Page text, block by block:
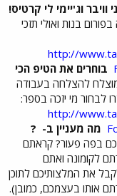
וג'יימי לי קרטיס!
בנות ואולי תזכי
http://
בוחרים את הטיפ הכי
להצלחה בעבודה
לבחור מי יזכה בספר:
http://
מה מעניין ב- ?
בפה פעור? קראתם
לקומונה ואתם
את המלצותיכם לתוכן
אותו בעצמכם, כמובן).